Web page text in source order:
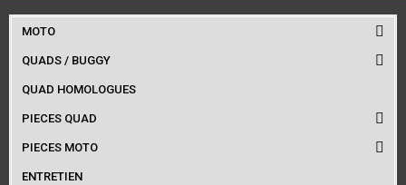
MOTO
QUADS / BUGGY
QUAD HOMOLOGUES
PIECES QUAD
PIECES MOTO
ENTRETIEN